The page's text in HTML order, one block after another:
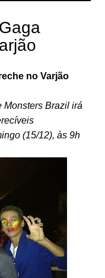
no Varjão
Monsters Brazil irá
(15/12), às 9h